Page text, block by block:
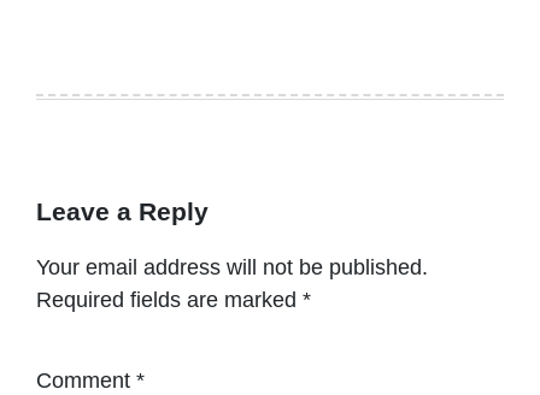
Leave a Reply
Your email address will not be published.
Required fields are marked *
Comment *